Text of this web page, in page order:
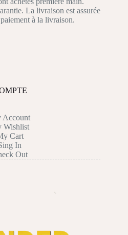
La livraison est assurée
à la livraison.
Account
Wishlist
Cart
In
Out